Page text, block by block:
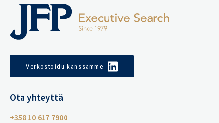
Verkostoidu kanssamme
Ota yhteyttä
+358 10 617 7900